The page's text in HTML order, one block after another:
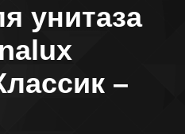
унитаза
–